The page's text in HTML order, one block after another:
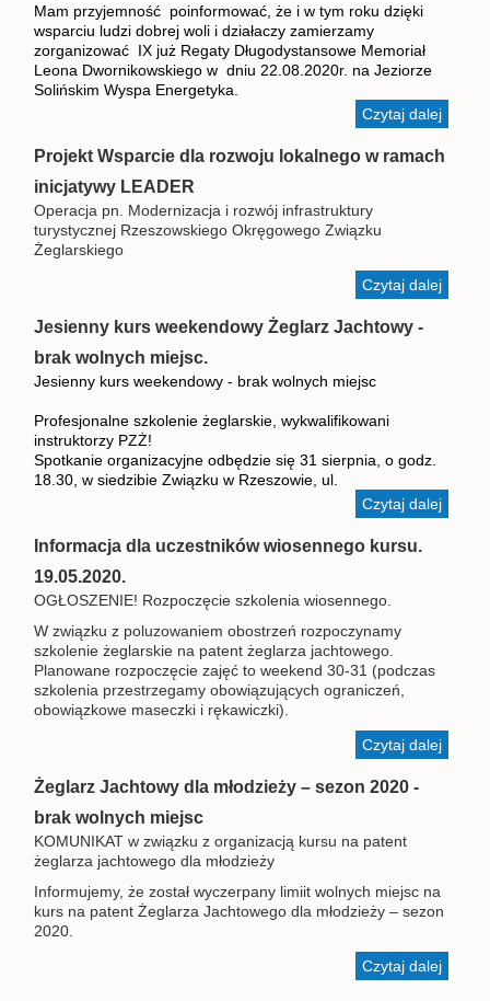
Mam przyjemność poinformować, że i w tym roku dzięki
wsparciu ludzi dobrej woli i działaczy zamierzamy
zorganizować IX już Regaty Długodystansowe Memoriał
Leona Dwornikowskiego w dniu 22.08.2020r. na Jeziorze
Solińskim Wyspa Energetyka.
Czytaj dalejwpis
Leona
Projekt Wsparcie dla rozwoju lokalnego w ramach
inicjatywy LEADER
Operacja pn. Modernizacja i rozwój infrastruktury
turystycznej Rzeszowskiego Okręgowego Związku
Żeglarskiego
Czytaj dalejwpis
Projekt
Jesienny kurs weekendowy Żeglarz Jachtowy -
brak wolnych miejsc.
Jesienny kurs weekendowy - brak wolnych miejsc
Profesjonalne szkolenie żeglarskie, wykwalifikowani
instruktorzy PZŻ!
Spotkanie organizacyjne odbędzie się 31 sierpnia, o godz.
18.30, w siedzibie Związku w Rzeszowie, ul.
Czytaj dalejwpis
Informacja dla uczestników wiosennego kursu.
19.05.2020.
OGŁOSZENIE! Rozpoczęcie szkolenia wiosennego.
W związku z poluzowaniem obostrzeń rozpoczynamy
szkolenie żeglarskie na patent żeglarza jachtowego.
Planowane rozpoczęcie zajęć to weekend 30-31 (podczas
szkolenia przestrzegamy obowiązujących ograniczeń,
obowiązkowe maseczki i rękawiczki).
Czytaj dalejwpis
Żeglarz Jachtowy dla młodzieży – sezon 2020 -
brak wolnych miejsc
KOMUNIKAT w związku z organizacją kursu na patent
żeglarza jachtowego dla młodzieży
Informujemy, że został wyczerpany limiit wolnych miejsc na
kurs na patent Żeglarza Jachtowego dla młodzieży – sezon
2020.
Czytaj dalejwpis